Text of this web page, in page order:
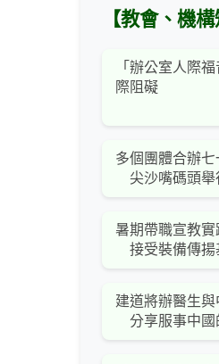
【教會、機構
「辦公室人際
際阻礙
多個團體合辦七
尖沙嘴碼頭舉
暑期帶職宣教實
接受裝備傳揚
建道將辦醫生
分享服事中國